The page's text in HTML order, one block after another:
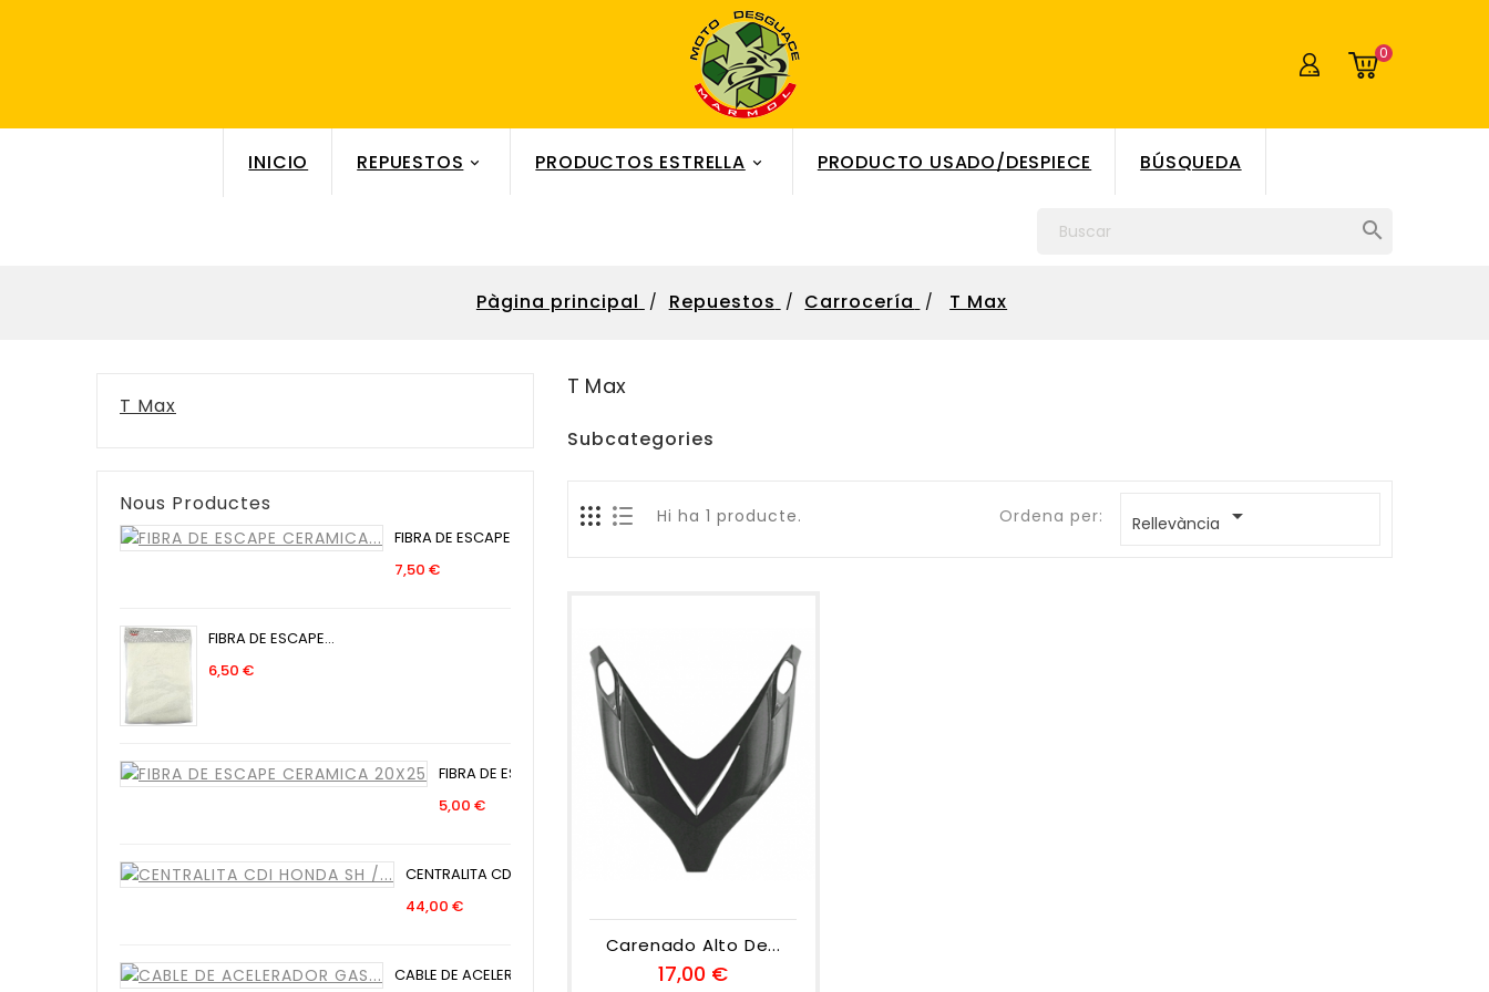
0
INICIO 
REPUESTOS 
PRODUCTOS ESTRELLA PRODUCTO USADO/DESPIECE BÚSQUEDA

Pàgina principal Repuestos Carrocería T Max
T Max
Nous Productes
FIBRA DE ESCAPE...
7,50 €Preu
FIBRA DE ESCAPE...
6,50 €Preu
FIBRA DE ESCAPE...
5,00 €Preu
CENTRALITA CDI HONDA SH...
44,00 €Preu
CABLE DE ACELERADOR GAS...
T Max
Subcategories
Hi ha 1 producte. Ordena per: Rellevància 
Carenado Alto De...
17,00 €Preu